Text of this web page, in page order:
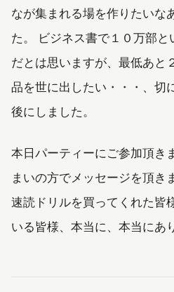
なが集まれる場を作りたいな
た。 ビジネス書で１０万部
だとは思いますが、最低あと
品を世に出したい・・・、切
後にしました。
本日パーティーにご参加頂き
まいの方でメッセージを頂き
速読ドリルを買ってくれた皆
いる皆様、本当に、本当にあ